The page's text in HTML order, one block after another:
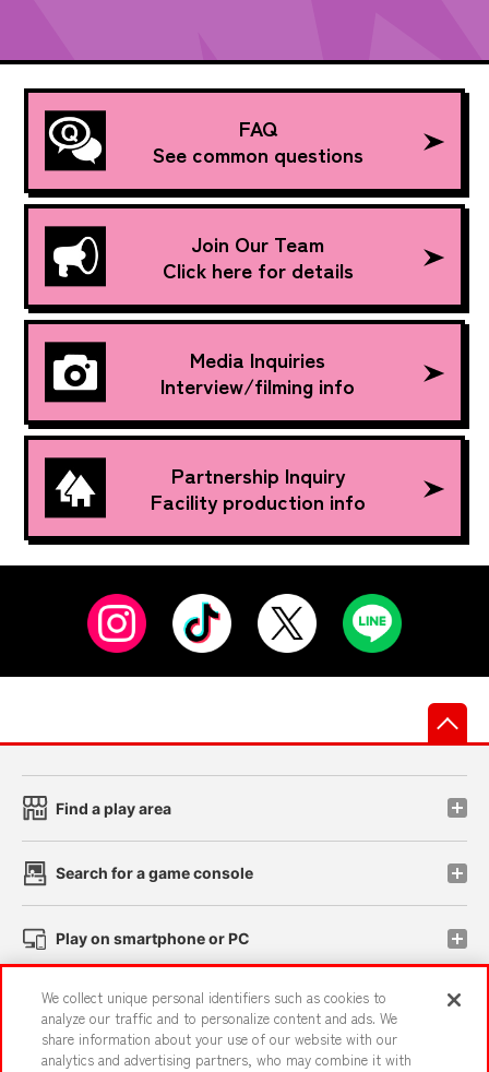
FAQ
See common questions
Join Our Team
Click here for details
Media Inquiries
Interview/filming info
Partnership Inquiry
Facility production info
Find a play area
Search for a game console
Play on smartphone or PC
Events and Campaigns
We collect unique personal identifiers such as cookies to
analyze our traffic and to personalize content and ads. We
share information about your use of our website with our
analytics and advertising partners, who may combine it with